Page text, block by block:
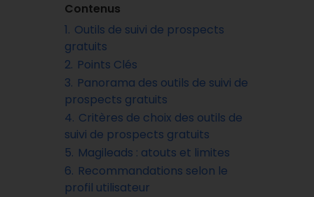
Contenus
1. Outils de suivi de prospects
gratuits
2. Points Clés
3. Panorama des outils de suivi de
prospects gratuits
4. Critères de choix des outils de
suivi de prospects gratuits
5. Magileads : atouts et limites
6. Recommandations selon le
profil utilisateur